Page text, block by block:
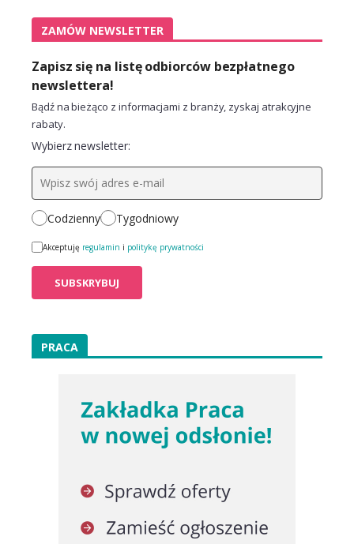
ZAMÓW NEWSLETTER
Zapisz się na listę odbiorców bezpłatnego
newslettera!
Bądź na bieżąco z informacjami z branży, zyskaj atrakcyjne
rabaty.
Wybierz newsletter:
Codzienny Tygodniowy
Akceptuję regulamin i politykę prywatności
PRACA